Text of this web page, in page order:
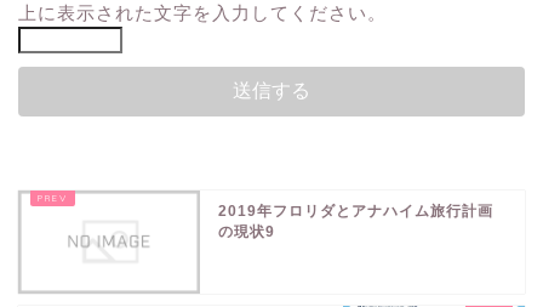
上に表示された文字を入力してください。
2019年フロリダとアナハイム旅行計画
の現状9